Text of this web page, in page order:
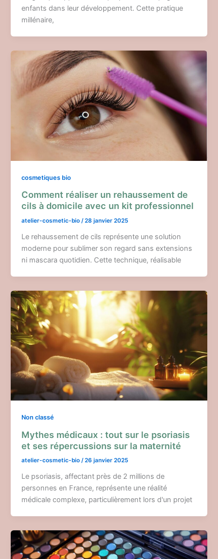
enfants dans leur développement. Cette pratique
millénaire,
cosmetiques bio
Comment réaliser un rehaussement de
cils à domicile avec un kit professionnel
atelier-cosmetic-bio/28 janvier 2025
Le rehaussement de cils représente une solution
moderne pour sublimer son regard sans extensions
ni mascara quotidien. Cette technique, réalisable
Non classé
Mythes médicaux : tout sur le psoriasis
et ses répercussions sur la maternité
atelier-cosmetic-bio/26 janvier 2025
Le psoriasis, affectant près de 2 millions de
personnes en France, représente une réalité
médicale complexe, particulièrement lors d'un projet